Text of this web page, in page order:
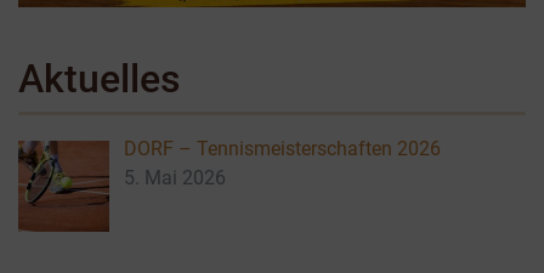
Aktuelles
DORF – Tennismeisterschaften 2026
5. Mai 2026